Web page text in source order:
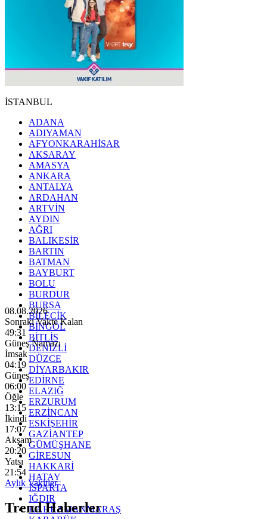
İSTANBUL
ADANA
ADIYAMAN
AFYONKARAHİSAR
AKSARAY
AMASYA
ANKARA
ANTALYA
ARDAHAN
ARTVİN
AYDIN
AĞRI
BALIKESİR
BARTIN
BATMAN
BAYBURT
BOLU
BURDUR
BURSA
BİLECİK
BİNGÖL
BİTLİS
DENİZLİ
DÜZCE
DİYARBAKIR
EDİRNE
ELAZIĞ
ERZURUM
ERZİNCAN
ESKİŞEHİR
GAZİANTEP
GÜMÜŞHANE
GİRESUN
HAKKARİ
HATAY
ISPARTA
IĞDIR
KAHRAMANMARAŞ
08.08.2026
Sonraki Vakte Kalan
49:29
Güneş Namazı
İmsak
04:19
Güneş
06:00
Öğle
13:15
İkindi
17:07
Akşam
20:20
Yatsı
21:54
Aylık Vakitler
Trend Haberler